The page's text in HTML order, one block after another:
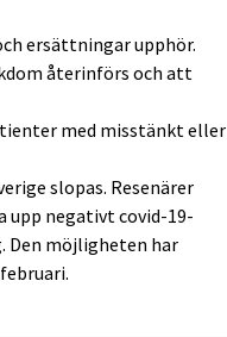
ersättningar upphör.
återinförs och att
med misstänkt eller
slopas. Resenärer
upp negativt covid-19-
Den möjligheten har